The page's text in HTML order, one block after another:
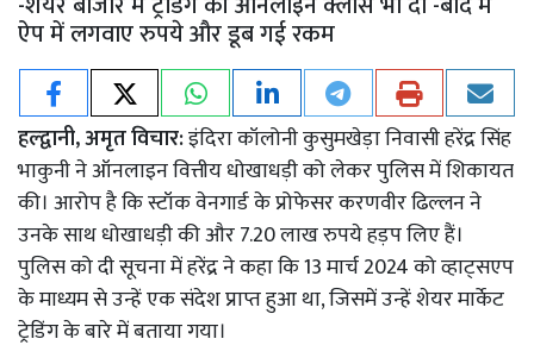
ऐप में लगवाए रुपये और डूब गई रकम
हल्द्वानी, अमृत विचार:इंदिरा कॉलोनी कुसुमखेड़ा निवासी हरेंद्र सिंह
भाकुनी ने ऑनलाइन वित्तीय धोखाधड़ी को लेकर पुलिस में शिकायत
की। आरोप है कि स्टॉक वेनगार्ड के प्रोफेसर करणवीर ढिल्लन ने
उनके साथ धोखाधड़ी की और 7.20 लाख रुपये हड़प लिए हैं।
पुलिस को दी सूचना में हरेंद्र ने कहा कि 13 मार्च 2024 को व्हाट्सएप
के माध्यम से उन्हें एक संदेश प्राप्त हुआ था, जिसमें उन्हें शेयर मार्केट
ट्रेडिंग के बारे में बताया गया।